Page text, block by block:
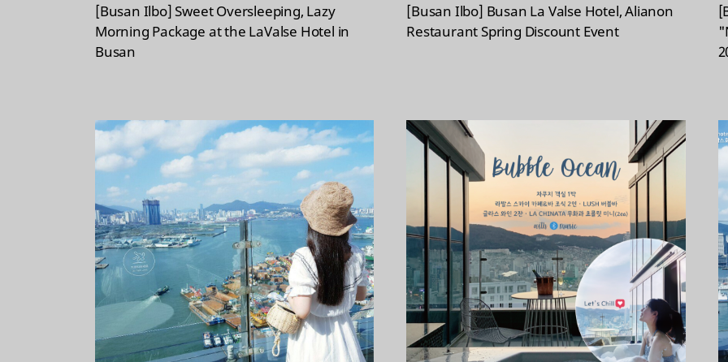
[Busan Ilbo] Sweet Oversleeping, Lazy
Morning Package at the LaValse Hotel in
Busan
[Busan Ilbo] Busan La Valse Hotel, Alianon
Restaurant Spring Discount Event